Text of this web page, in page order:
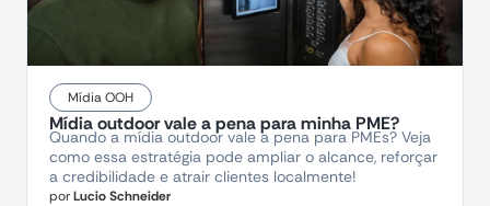
Mídia OOH
Mídia outdoor vale a pena para minha PME?
Quando a mídia outdoor vale a pena para PMEs? Veja
como essa estratégia pode ampliar o alcance, reforçar
a credibilidade e atrair clientes localmente!
porLucio Schneider